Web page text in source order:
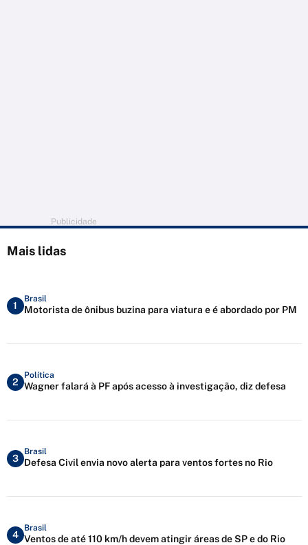
Publicidade
Mais lidas
1
Brasil
Motorista de ônibus buzina para viatura e é abordado por PM
2
Política
Wagner falará à PF após acesso à investigação, diz defesa
3
Brasil
Defesa Civil envia novo alerta para ventos fortes no Rio
4
Brasil
Ventos de até 110 km/h devem atingir áreas de SP e do Rio